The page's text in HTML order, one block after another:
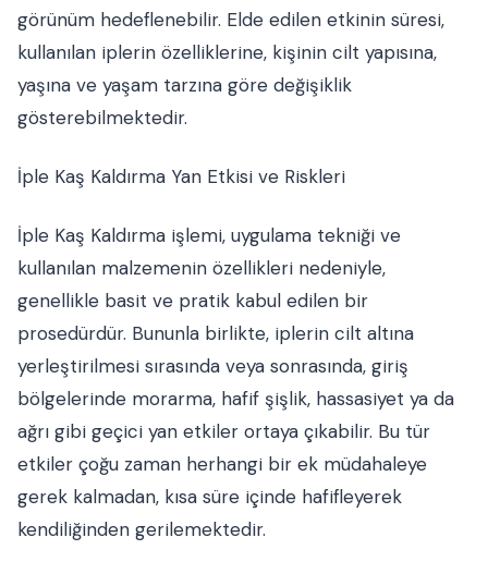
görünüm hedeflenebilir. Elde edilen etkinin süresi,
kullanılan iplerin özelliklerine, kişinin cilt yapısına,
yaşına ve yaşam tarzına göre değişiklik
gösterebilmektedir.
İple Kaş Kaldırma Yan Etkisi ve Riskleri
İple Kaş Kaldırma işlemi, uygulama tekniği ve
kullanılan malzemenin özellikleri nedeniyle,
genellikle basit ve pratik kabul edilen bir
prosedürdür. Bununla birlikte, iplerin cilt altına
yerleştirilmesi sırasında veya sonrasında, giriş
bölgelerinde morarma, hafif şişlik, hassasiyet ya da
ağrı gibi geçici yan etkiler ortaya çıkabilir. Bu tür
etkiler çoğu zaman herhangi bir ek müdahaleye
gerek kalmadan, kısa süre içinde hafifleyerek
kendiliğinden gerilemektedir.